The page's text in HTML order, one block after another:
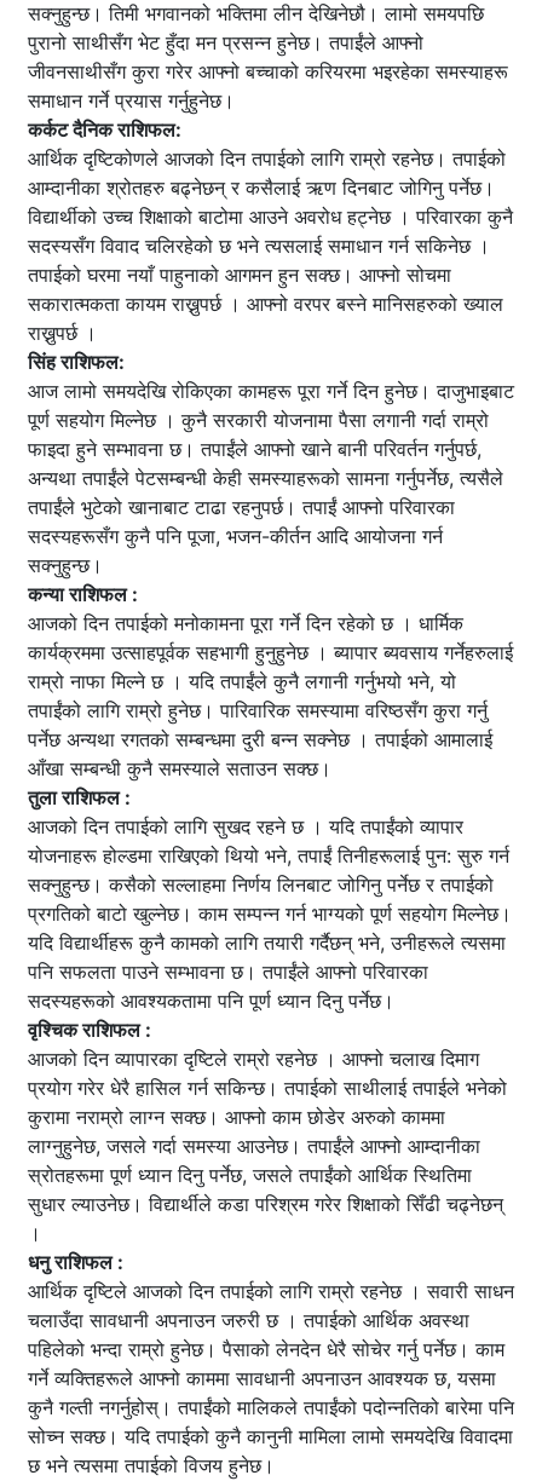
सक्नुहुन्छ। तिमी भगवानको भक्तिमा लीन देखिनेछौ। लामो समयपछि
पुरानो साथीसँग भेट हुँदा मन प्रसन्न हुनेछ। तपाईंले आफ्नो
जीवनसाथीसँग कुरा गरेर आफ्नो बच्चाको करियरमा भइरहेका समस्याहरू
समाधान गर्ने प्रयास गर्नुहुनेछ।
कर्कट दैनिक राशिफल:
आर्थिक दृष्टिकोणले आजको दिन तपाईको लागि राम्रो रहनेछ। तपाईको
आम्दानीका श्रोतहरु बढ्नेछन् र कसैलाई ऋण दिनबाट जोगिनु पर्नेछ।
विद्यार्थीको उच्च शिक्षाको बाटोमा आउने अवरोध हट्नेछ । परिवारका कुनै
सदस्यसँग विवाद चलिरहेको छ भने त्यसलाई समाधान गर्न सकिनेछ ।
तपाईको घरमा नयाँ पाहुनाको आगमन हुन सक्छ। आफ्नो सोचमा
सकारात्मकता कायम राख्नुपर्छ । आफ्नो वरपर बस्ने मानिसहरुको ख्याल
राख्नुपर्छ ।
सिंह राशिफल:
आज लामो समयदेखि रोकिएका कामहरू पूरा गर्ने दिन हुनेछ। दाजुभाइबाट
पूर्ण सहयोग मिल्नेछ । कुनै सरकारी योजनामा ​​पैसा लगानी गर्दा राम्रो
फाइदा हुने सम्भावना छ। तपाईंले आफ्नो खाने बानी परिवर्तन गर्नुपर्छ,
अन्यथा तपाईंले पेटसम्बन्धी केही समस्याहरूको सामना गर्नुपर्नेछ, त्यसैले
तपाईंले भुटेको खानाबाट टाढा रहनुपर्छ। तपाईं आफ्नो परिवारका
सदस्यहरूसँग कुनै पनि पूजा, भजन-कीर्तन आदि आयोजना गर्न
सक्नुहुन्छ।
कन्या राशिफल :
आजको दिन तपाईको मनोकामना पूरा गर्ने दिन रहेको छ । धार्मिक
कार्यक्रममा उत्साहपूर्वक सहभागी हुनुहुनेछ । ब्यापार ब्यवसाय गर्नेहरुलाई
राम्रो नाफा मिल्ने छ । यदि तपाईंले कुनै लगानी गर्नुभयो भने, यो
तपाईंको लागि राम्रो हुनेछ। पारिवारिक समस्यामा वरिष्ठसँग कुरा गर्नु
पर्नेछ अन्यथा रगतको सम्बन्धमा दुरी बन्न सक्नेछ । तपाईको आमालाई
आँखा सम्बन्धी कुनै समस्याले सताउन सक्छ।
तुला राशिफल :
आजको दिन तपाईको लागि सुखद रहने छ । यदि तपाईंको व्यापार
योजनाहरू होल्डमा राखिएको थियो भने, तपाईं तिनीहरूलाई पुन: सुरु गर्न
सक्नुहुन्छ। कसैको सल्लाहमा निर्णय लिनबाट जोगिनु पर्नेछ र तपाईको
प्रगतिको बाटो खुल्नेछ। काम सम्पन्न गर्न भाग्यको पूर्ण सहयोग मिल्नेछ।
यदि विद्यार्थीहरू कुनै कामको लागि तयारी गर्दैछन् भने, उनीहरूले त्यसमा
पनि सफलता पाउने सम्भावना छ। तपाईंले आफ्नो परिवारका
सदस्यहरूको आवश्यकतामा पनि पूर्ण ध्यान दिनु पर्नेछ।
वृश्चिक राशिफल :
आजको दिन व्यापारका दृष्टिले राम्रो रहनेछ । आफ्नो चलाख दिमाग
प्रयोग गरेर धेरै हासिल गर्न सकिन्छ। तपाईको साथीलाई तपाईले भनेको
कुरामा नराम्रो लाग्न सक्छ। आफ्नो काम छोडेर अरुको काममा
लाग्नुहुनेछ, जसले गर्दा समस्या आउनेछ। तपाईंले आफ्नो आम्दानीका
स्रोतहरूमा पूर्ण ध्यान दिनु पर्नेछ, जसले तपाईंको आर्थिक स्थितिमा
सुधार ल्याउनेछ। विद्यार्थीले कडा परिश्रम गरेर शिक्षाको सिँढी चढ्नेछन्
।
धनु राशिफल :
आर्थिक दृष्टिले आजको दिन तपाईको लागि राम्रो रहनेछ । सवारी साधन
चलाउँदा सावधानी अपनाउन जरुरी छ । तपाईको आर्थिक अवस्था
पहिलेको भन्दा राम्रो हुनेछ। पैसाको लेनदेन धेरै सोचेर गर्नु पर्नेछ। काम
गर्ने व्यक्तिहरूले आफ्नो काममा सावधानी अपनाउन आवश्यक छ, यसमा
कुनै गल्ती नगर्नुहोस्। तपाईंको मालिकले तपाईंको पदोन्नतिको बारेमा पनि
सोच्न सक्छ। यदि तपाईको कुनै कानुनी मामिला लामो समयदेखि विवादमा
छ भने त्यसमा तपाईको विजय हुनेछ।